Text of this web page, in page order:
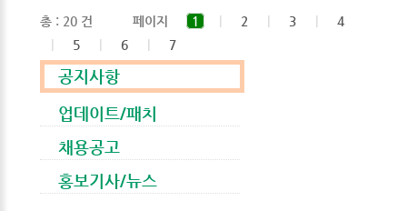
총 : 20 건 페이지 1 2 3
4
5 6 7
공지사항
업데이트/패치
채용공고
홍보기사/뉴스